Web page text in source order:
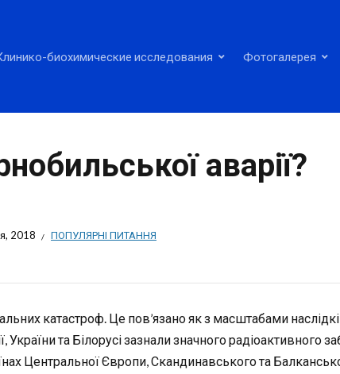
биохимические исследования Фотогалерея
аварії?
2018 ПОПУЛЯРНІ ПИТАННЯ
катастроф. Це пов’язано як з масштабами
та Білорусі зазнали значного радіоактивного
Центральної Європи, Скандинавського та